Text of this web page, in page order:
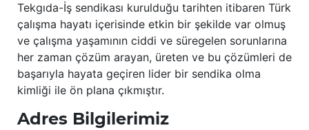
Tekgıda-İş sendikası kurulduğu tarihten itibaren Türk
çalışma hayatı içerisinde etkin bir şekilde var olmuş
ve çalışma yaşamının ciddi ve süregelen sorunlarına
her zaman çözüm arayan, üreten ve bu çözümleri de
başarıyla hayata geçiren lider bir sendika olma
kimliği ile ön plana çıkmıştır.
Adres Bilgilerimiz